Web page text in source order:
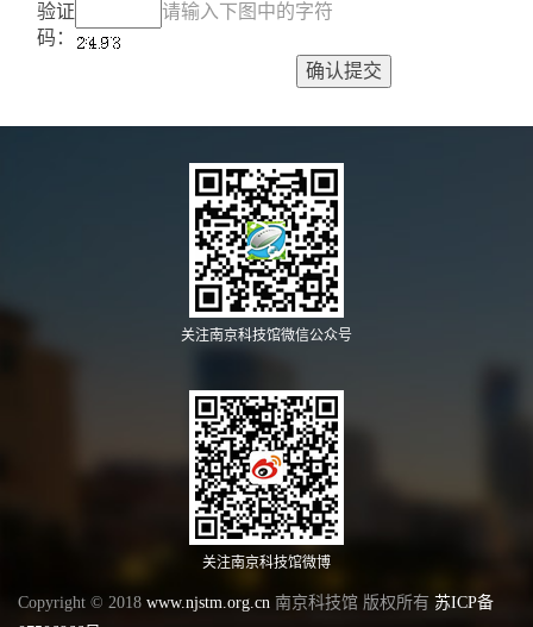
验证
码：
请输入下图中的字符
关注南京科技馆微信公众号
关注南京科技馆微博
Copyright © 2018 www.njstm.org.cn 南京科技馆 版权所有 苏ICP备